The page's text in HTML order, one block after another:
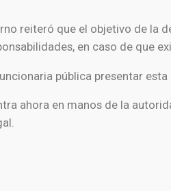
reiteró que el objetivo de la
en caso de que
pública presentar
ahora en manos de la